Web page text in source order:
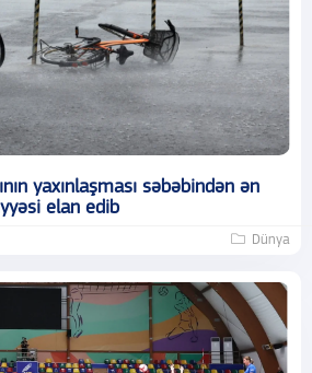
yaxınlaşması səbəbindən ən
elan edib
Dünya